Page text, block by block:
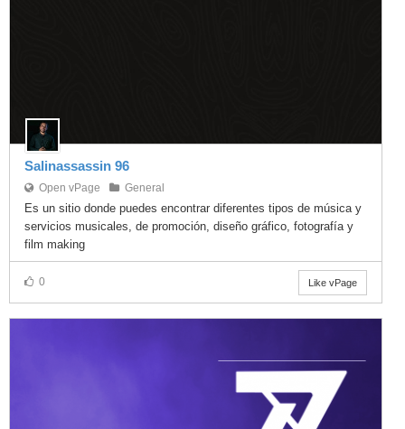
Salinassassin 96
Open vPage General
Es un sitio donde puedes encontrar diferentes tipos de música y
servicios musicales, de promoción, diseño gráfico, fotografía y
film making
0 Like vPage